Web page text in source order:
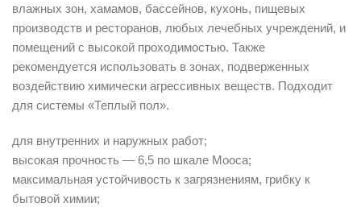
влажных зон, хамамов, бассейнов, кухонь, пищевых
производств и ресторанов, любых лечебных учреждений, и
помещений с высокой проходимостью. Также
рекомендуется использовать в зонах, подверженных
воздействию химически агрессивных веществ. Подходит
для системы «Теплый пол».
для внутренних и наружных работ;
высокая прочность — 6,5 по шкале Мооса;
максимальная устойчивость к загрязнениям, грибку к
бытовой химии;